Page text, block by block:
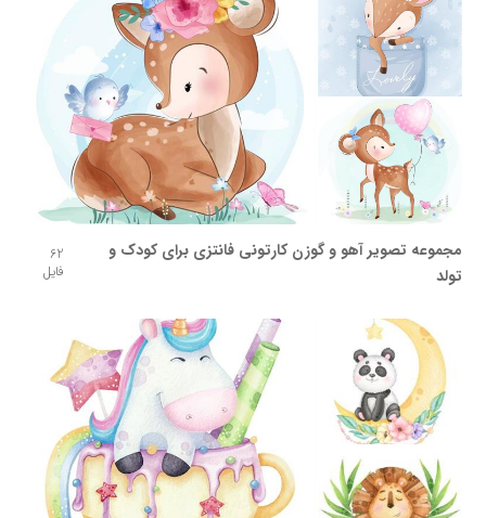
مجموعه تصویر آهو و گوزن کارتونی فانتزی برای کودک و
تولد
62
فایل